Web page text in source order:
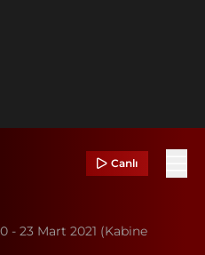
Canlı
- 23 Mart 2021 (Kabine